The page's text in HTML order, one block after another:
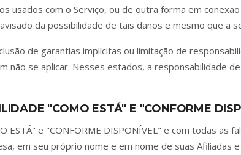
usados com o Serviço, ou de outra forma em
da possibilidade de tais danos e mesmo que a
de garantias implícitas ou limitação de
não se aplicar. Nesses estados, a responsabilidade
"COMO ESTÁ" E "CONFORME
ESTÁ" e "CONFORME DISPONÍVEL" e com todas
em seu próprio nome e em nome de suas